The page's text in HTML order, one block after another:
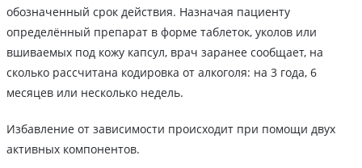
обозначенный срок действия. Назначая пациенту
определённый препарат в форме таблеток, уколов или
вшиваемых под кожу капсул, врач заранее сообщает, на
сколько рассчитана кодировка от алкоголя: на 3 года, 6
месяцев или несколько недель.
Избавление от зависимости происходит при помощи двух
активных компонентов.